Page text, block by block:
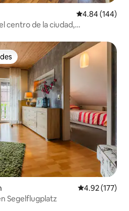
Calificación
4.84 (144)
centro de la ciudad,
preferido
Calificación
4.92 (177)
Segelflugplatz